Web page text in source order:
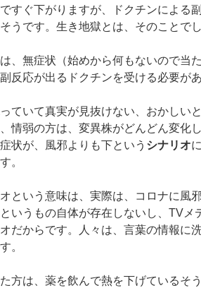
すぐ下がりますが、ドクチンによる
うです。生き地獄とは、そのことでし
、無症状（始めから何もないので当
反応が出るドクチンを受ける必要が
ていて真実が見抜けない、おかしい
情弱の方は、変異株がどんどん変化
状が、風邪よりも下という シナリオ
。
という意味は、実際は、コロナに風
いうもの自体が存在しないし、TVメ
オだからです。人々は、言葉の情報に
。
方は、薬を飲んで熱を下げているそ